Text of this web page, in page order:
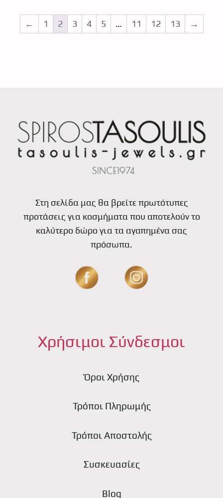
← 1 2 3 4 5 … 11 12 13 →
Στη σελίδα μας θα βρείτε πρωτότυπες
προτάσεις για κοσμήματα που αποτελούν το
καλύτερο δώρο για τα αγαπημένα σας
πρόσωπα.
Χρήσιμοι Σύνδεσμοι
Όροι Χρήσης
Τρόποι Πληρωμής
Τρόποι Αποστολής
Συσκευασίες
Blog